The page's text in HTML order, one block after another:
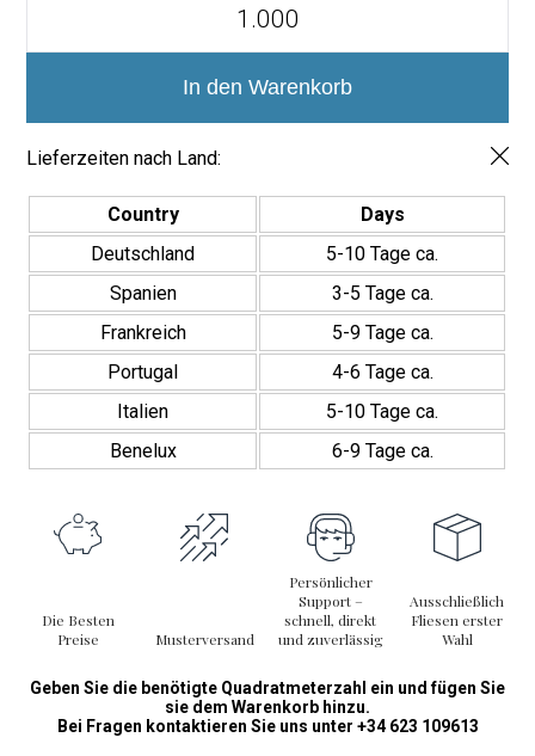
hinaus ist ihre Oberfläche fleckenresistent und leicht zu reinigen,
Vielseitigkeit für kreative Projekte
Ihr Design ermöglicht einzigartige Kombinationen, die sich an
oder klassisch.
Die perfekte Wahl für Ihre Räume
Santiago Patchwork Fliese 20×20
vereint Design, Qualität
und Funktionalität und liefert außergewöhnliche Ergebnisse.
In den Warenkorb
Lieferzeiten nach Land:
Country
Days
Deutschland
5-10 Tage ca.
Spanien
3-5 Tage ca.
Frankreich
5-9 Tage ca.
Portugal
4-6 Tage ca.
Italien
5-10 Tage ca.
Benelux
6-9 Tage ca.
Die Besten
Preise
Musterversand
Persönlicher
Support –
schnell, direkt
und zuverlässig
Ausschließlich
Fliesen erster
Wahl
Geben Sie die benötigte Quadratmeterzahl ein und fügen Sie
sie dem Warenkorb hinzu.
Bei Fragen kontaktieren Sie uns unter +34 623 109613